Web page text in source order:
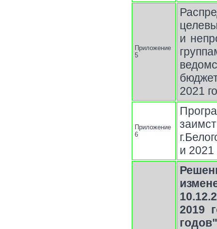
Приложение
5
и
2021
Приложение
6
и 2021
2019
годов"